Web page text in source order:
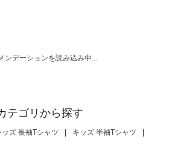
ンデーションを読み込み中...
テゴリから探す
ッズ 長袖Tシャツ | キッズ 半袖Tシャツ |